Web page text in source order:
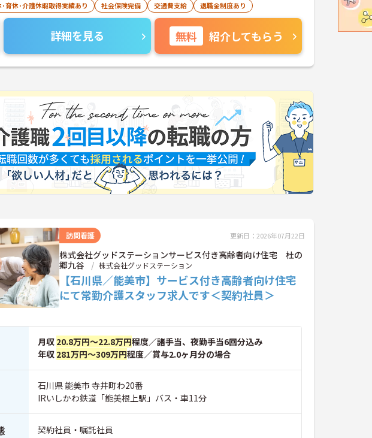
育休･介護休暇取得実績あり 社会保険完備 交通費支給 退職金制度あり
詳細を見る 無料 紹介してもらう
訪問看護 更新日：2026年07月22日
株式会社グッドステーションサービス付き高齢者向け住宅 杜の
郷九谷
株式会社グッドステーション
【石川県／能美市】サービス付き高齢者向け住宅
にて常勤介護スタッフ求人です＜契約社員＞
月収 20.8万円～22.8万円程度／諸手当、夜勤手当6回分込み
年収 281万円～309万円程度／賞与2.0ヶ月分の場合
石川県 能美市 寺井町わ20番
IRいしかわ鉄道「能美根上駅」バス・車11分
契約社員・嘱託社員